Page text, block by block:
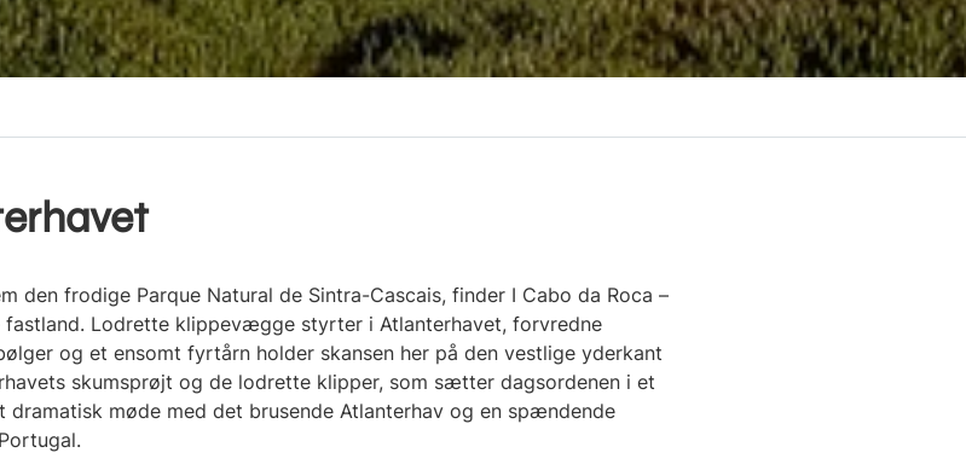
den frodige Parque Natural de Sintra-Cascais, finder I Cabo da Roca –
Lodrette klippevægge styrter i Atlanterhavet, forvredne
og et ensomt fyrtårn holder skansen her på den vestlige yderkant
skumsprøjt og de lodrette klipper, som sætter dagsordenen i et
dramatisk møde med det brusende Atlanterhav og en spændende